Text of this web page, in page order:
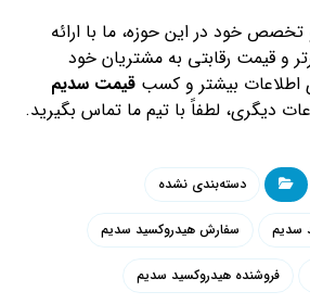
تخصص خود در این حوزه، ما با ارائه
و قیمت رقابتی به مشتریان خود
اطلاعات بیشتر و کسبقیمت سدیم
دیگری، لطفاً با تیم ما تماس بگیرید.
دسته‌بندی نشده
سدیم سفارش هیدروکسید سدیم
فروشنده هیدروکسید سدیم